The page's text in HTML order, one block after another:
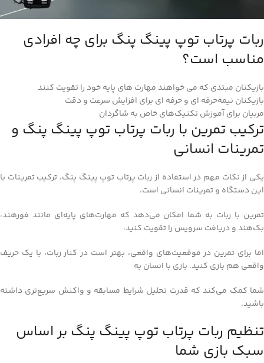
ربات پرتاب توپ پینگ پنگ برای چه افرادی
مناسب است؟
بازیکنان مبتدی که می‌ خواهند مهارت‌ های پایه خود را تقویت کنند
بازیکنان نیمه‌حرفه‌ ای و حرفه‌ ای برای افزایش سرعت و دقت
مربیان برای آموزش تکنیک‌های خاص به شاگردان
ترکیب تمرین با ربات پرتاب توپ پینگ پنگ و
تمرینات انسانی
یکی از نکات مهم در استفاده از ربات پرتاب توپ پینگ پنگ، ترکیب تمرینات با
این دستگاه و تمرینات انسانی است.
تمرین با ربات به شما امکان می‌دهد که مهارت‌های پایه‌ای مانند فورهند،
بک‌هند و دریافت سرویس را تقویت کنید،
اما برای تمرین در موقعیت‌های واقعی، بهتر است در کنار ربات، با یک حریف
واقعی هم بازی کنید. بازی با انسان به
شما کمک می‌کند که قدرت تحلیل شرایط مسابقه و واکنش سریع‌تری داشته
باشید.
تنظیم ربات پرتاب توپ پینگ پنگ بر اساس
سبک بازی شما